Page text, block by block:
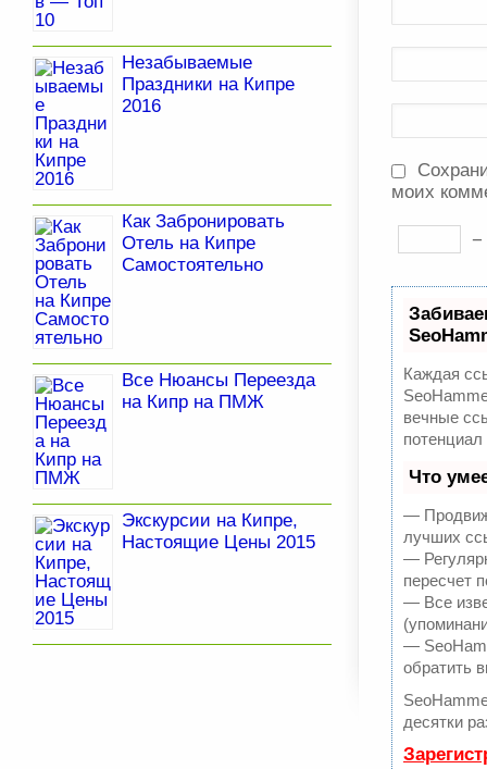
моих
−
Каждая
вечные
Что
—
лучших
—
пересчет
— Все
—
обратить
десятки
Незабываемые
Праздники на Кипре
2016
Как Забронировать
Отель на Кипре
Самостоятельно
Все Нюансы Переезда
на Кипр на ПМЖ
Экскурсии на Кипре,
Настоящие Цены 2015